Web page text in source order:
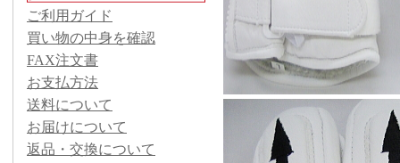
ご利用ガイド
買い物の中身を確認
FAX注文書
お支払方法
送料について
お届けについて
返品・交換について